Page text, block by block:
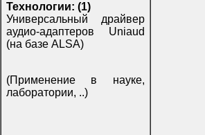
Технологии: (1)
Универсальный драйвер
аудио-адаптеров Uniaud
(на базе ALSA)
(Применение в науке,
лаборатории, ..)